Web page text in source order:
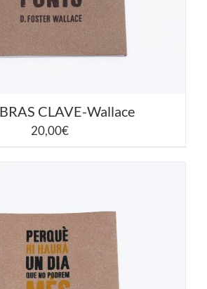
CLAVE-Wallace
20,00€